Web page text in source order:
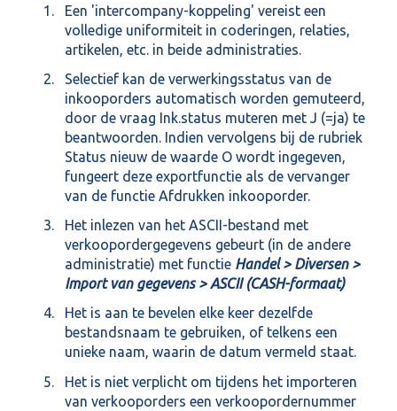
Een 'intercompany-koppeling' vereist een
volledige uniformiteit in coderingen, relaties,
artikelen, etc. in beide administraties.
Selectief kan de verwerkingsstatus van de
inkooporders automatisch worden gemuteerd,
door de vraag Ink.status muteren met J (=ja) te
beantwoorden. Indien vervolgens bij de rubriek
Status nieuw de waarde O wordt ingegeven,
fungeert deze exportfunctie als de vervanger
van de functie Afdrukken inkooporder.
Het inlezen van het ASCII-bestand met
verkoopordergegevens gebeurt (in de andere
administratie) met functie Handel > Diversen >
Import van gegevens > ASCII (CASH-formaat)
Het is aan te bevelen elke keer dezelfde
bestandsnaam te gebruiken, of telkens een
unieke naam, waarin de datum vermeld staat.
Het is niet verplicht om tijdens het importeren
van verkooporders een verkoopordernummer